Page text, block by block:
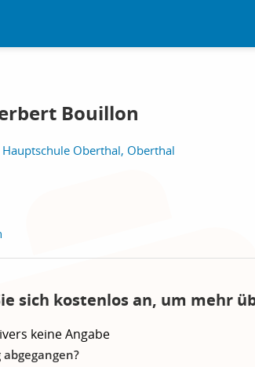
Bouillon
Hauptschule Oberthal, Oberthal
sich kostenlos an, um mehr
keine Angabe